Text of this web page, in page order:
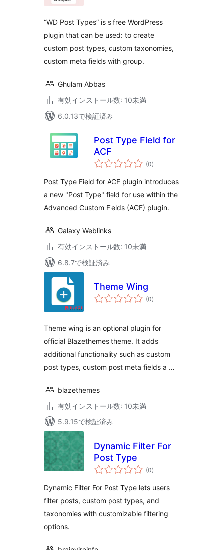
“WD Post Types” is s free WordPress
plugin that can be used: to create
custom post types, custom taxonomies,
custom meta fields with group.
Ghulam Abbas
有効インストール数: 10未満
6.0.13で検証済み
Post Type Field for
ACF
(0個
の
価
)
Post Type Field for ACF plugin introduces
a new "Post Type" field for use within the
Advanced Custom Fields (ACF) plugin.
Galaxy Weblinks
有効インストール数: 10未満
6.8.7で検証済み
Theme Wing
(0個
の)
Theme wing is an optional plugin for
official Blazethemes theme. It adds
additional functionality such as custom
post types, custom post meta fields a …
blazethemes
有効インストール数: 10未満
5.9.15で検証済み
Dynamic Filter For
Post Type
(0個
の
価
)
Dynamic Filter For Post Type lets users
filter posts, custom post types, and
taxonomies with customizable filtering
options.